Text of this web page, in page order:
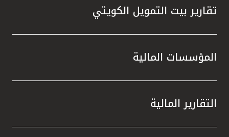
تقارير بيت التمويل الكويتي
المؤسسات المالية
التقارير المالية